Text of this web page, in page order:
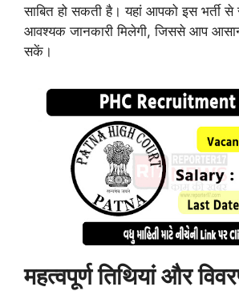
साबित हो सकती है। यहां आपको इस भर्ती से
आवश्यक जानकारी मिलेगी, जिससे आप
सकें।
महत्वपूर्ण तिथियां और